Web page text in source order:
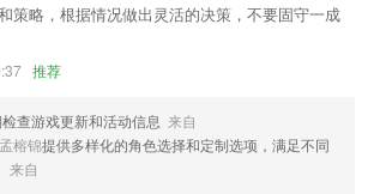
在获取重复文件状态时可强行跳过；
绍，如果您喜欢这款软件，您可以到应用商店进行
策略，根据情况做出灵活的决策，不要固守一成
推荐
检查游戏更新和活动信息 来自
榕锦提供多样化的角色选择和定制选项，满足不同
来自